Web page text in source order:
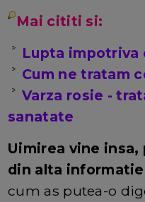
Mai cititi si:
Lupta impotriva
Cum ne tratam
Varza rosie -
sanatate
Uimirea vine
din alta informatie
cum as putea-o